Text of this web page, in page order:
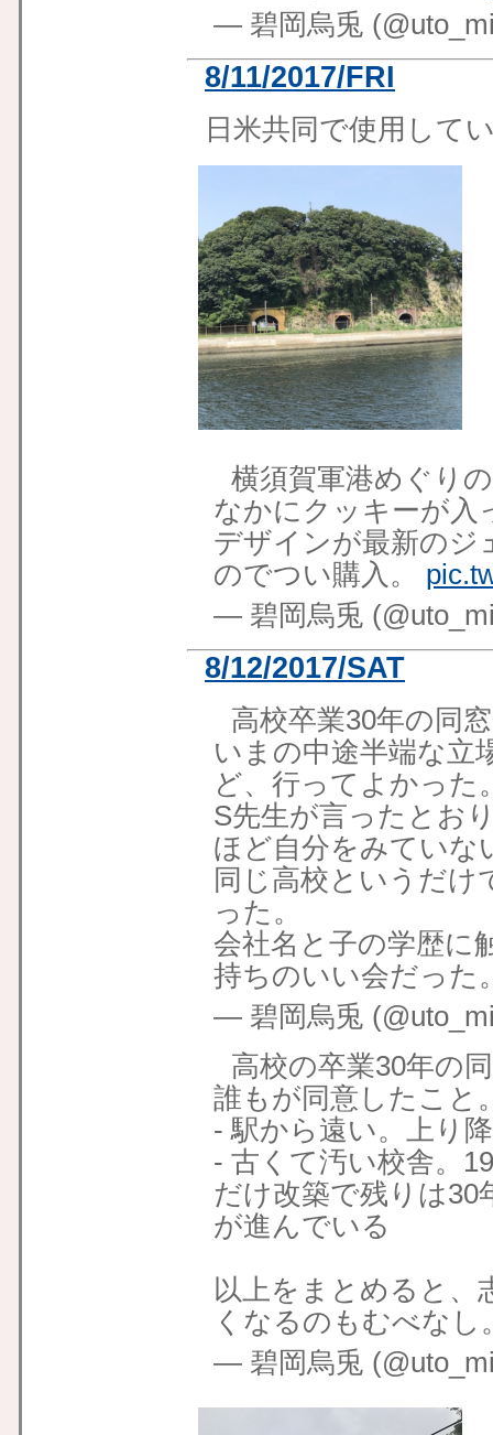
— 碧岡烏兎
8/11/2017/FRI
日米共同で使用して
横須賀軍港めぐり
なかにクッキーが入
デザインが最新のジ
のでつい購入。
— 碧岡烏兎
8/12/2017/SAT
高校卒業30年の同
いまの中途半端な立
ど、行ってよかった
S先生が言ったとお
ほど自分をみていな
同じ高校というだけ
った。
会社名と子の学歴に
持ちのいい会だった
— 碧岡烏兎
高校の卒業30年の
誰もが同意したこと
- 駅から遠い。上り
- 古くて汚い校舎。
だけ改築で残りは30
が進んでいる
以上をまとめると、
くなるのもむべなし
— 碧岡烏兎